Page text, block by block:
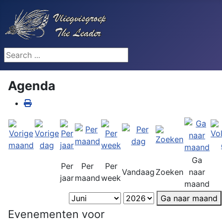
Search ...
Agenda
Per
jaar
Per
maand
Per
week
Vandaag Zoeken
Ga
naar
maand
Ga naar maand
Evenementen voor